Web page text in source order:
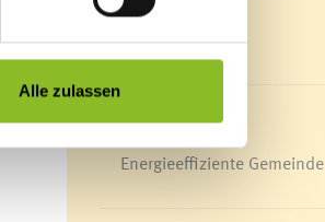
Alle zulassen
sie
Mediathek
News Archiv
Energieeffiziente Gemeinde